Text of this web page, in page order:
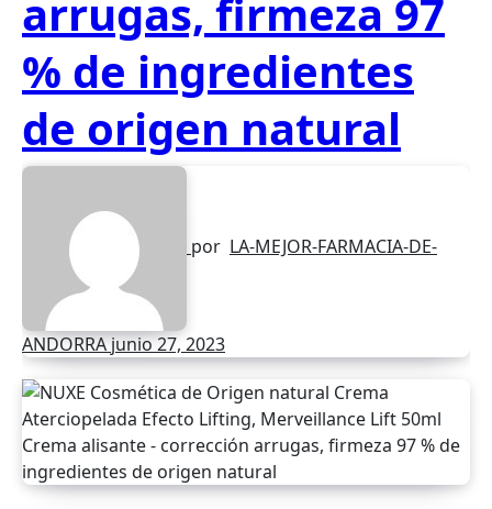
arrugas, firmeza 97
% de ingredientes
de origen natural
por LA-MEJOR-FARMACIA-DE-
ANDORRAjunio 27, 2023